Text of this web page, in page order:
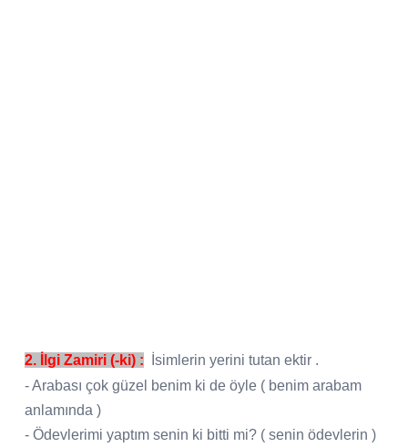
2. İlgi Zamiri (-ki) :
İsimlerin yerini tutan ektir .
- Arabası çok güzel benim ki de öyle ( benim arabam
anlamında )
- Ödevlerimi yaptım senin ki bitti mi? ( senin ödevlerin )